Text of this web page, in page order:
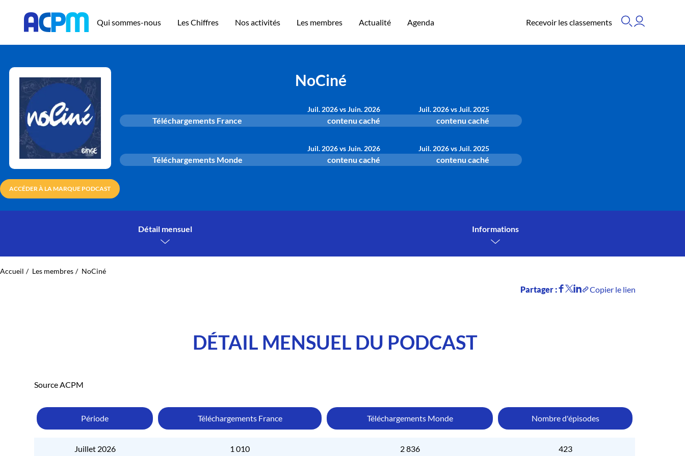
Qui sommes-nous Les Chiffres Nos activités Les membres Actualité Agenda Recevoir les classements
ACCÉDER À LA MARQUE PODCAST
NoCiné
Juil. 2026 vs Juin. 2026 Juil. 2026 vs Juil. 2025
Téléchargements France contenu caché contenu caché
Juil. 2026 vs Juin. 2026 Juil. 2026 vs Juil. 2025
Téléchargements Monde contenu caché contenu caché
Détail mensuel Informations
Accueil Les membres NoCiné
Partager : Copier le lien
DÉTAIL MENSUEL DU PODCAST
Source ACPM
Période Téléchargements France Téléchargements Monde Nombre d'épisodes
Juillet 2026 1 010 2 836 423